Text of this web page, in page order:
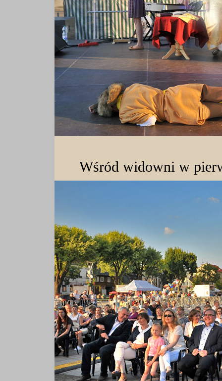
Wśród widowni w